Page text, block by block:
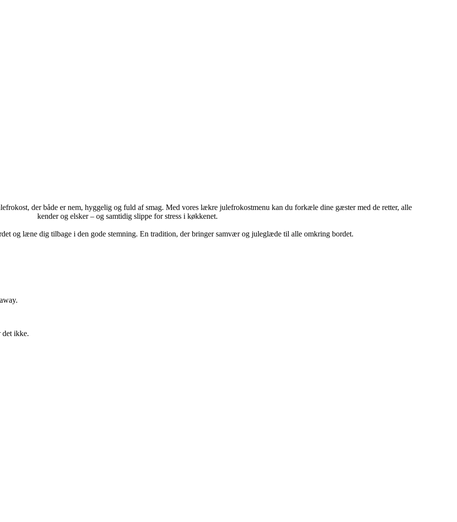
der både er nem, hyggelig og fuld af smag. Med vores lækre julefrokostmenu kan du forkæle dine gæster med de retter, alle
kender og elsker – og samtidig slippe for stress i køkkenet.
og læne dig tilbage i den gode stemning. En tradition, der bringer samvær og juleglæde til alle omkring bordet.
det ikke.